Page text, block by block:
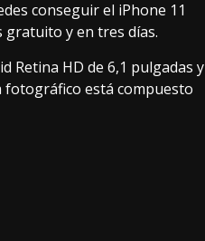
conseguir el iPhone 11
gratuito y en tres días.
Retina HD de 6,1 pulgadas y
fotográfico está compuesto